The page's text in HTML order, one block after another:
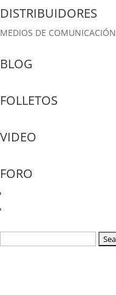
DISTRIBUIDORES
MEDIOS DE COMUNICACIÓN
BLOG
FOLLETOS
VIDEO
FORO